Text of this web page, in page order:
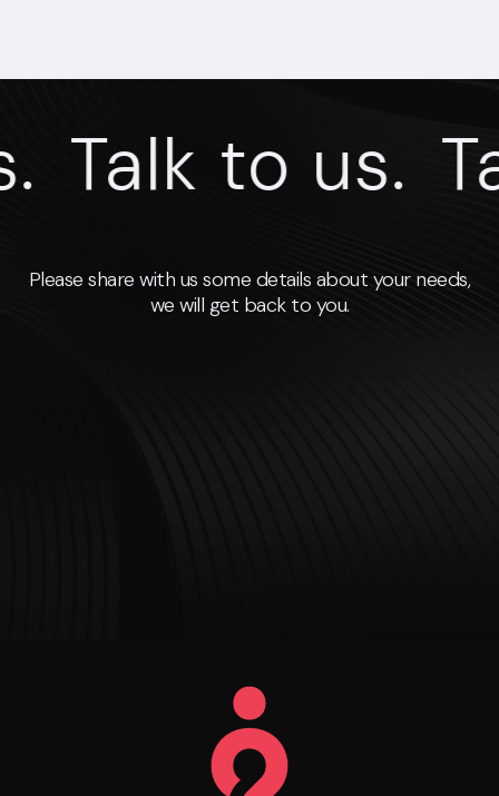
Talk to us.
Please share with us some details about your needs,
we will get back to you.